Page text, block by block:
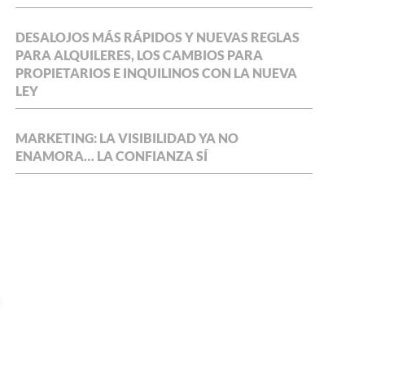
DESALOJOS MÁS RÁPIDOS Y NUEVAS REGLAS
PARA ALQUILERES, LOS CAMBIOS PARA
PROPIETARIOS E INQUILINOS CON LA NUEVA
LEY
MARKETING: LA VISIBILIDAD YA NO
ENAMORA… LA CONFIANZA SÍ